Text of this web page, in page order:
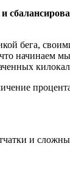
бега,
начинаем
и